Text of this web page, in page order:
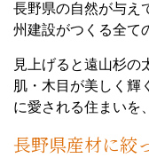
長野県の自然が与え
州建設がつくる全て
見上げると遠山杉の
肌・木目が美しく輝
に愛される住まいを
長野県産材に絞